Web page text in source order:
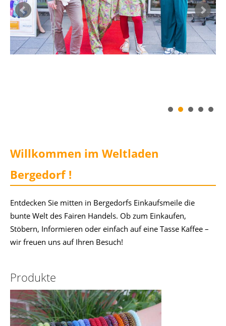
Willkommen im Weltladen
Bergedorf !
Entdecken Sie mitten in Bergedorfs Einkaufsmeile die
bunte Welt des Fairen Handels. Ob zum Einkaufen,
Stöbern, Informieren oder einfach auf eine Tasse Kaffee –
wir freuen uns auf Ihren Besuch!
Produkte